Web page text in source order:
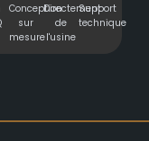
Conception
sur
mesure
Directement
de
l'usine
Support
technique